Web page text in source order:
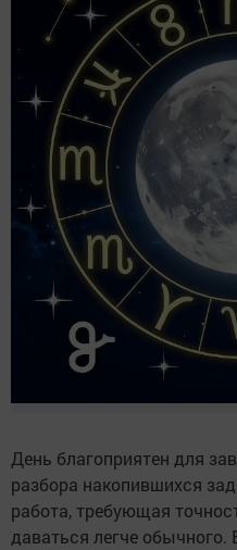
День благоприятен для
разбора накопившихся
работа, требующая
даваться легче